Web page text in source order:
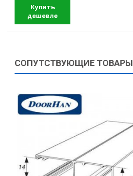
Купить
дешевле
СОПУТСТВУЮЩИЕ ТОВАРЫ